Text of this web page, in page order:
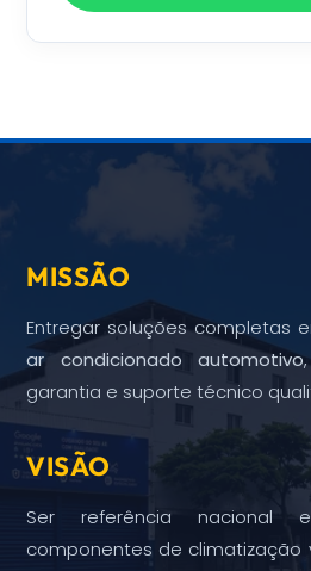
MISSÃO
Entregar soluções completas
ar condicionado automotivo
garantia e suporte técnico
VISÃO
Ser referência nacional
componentes de climatização